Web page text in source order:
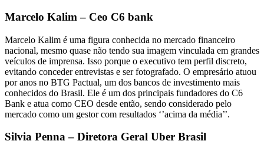
Marcelo Kalim – Ceo C6 bank
Marcelo Kalim é uma figura conhecida no mercado financeiro
nacional, mesmo quase não tendo sua imagem vinculada em grandes
veículos de imprensa. Isso porque o executivo tem perfil discreto,
evitando conceder entrevistas e ser fotografado. O empresário atuou
por anos no BTG Pactual, um dos bancos de investimento mais
conhecidos do Brasil. Ele é um dos principais fundadores do C6
Bank e atua como CEO desde então, sendo considerado pelo
mercado como um gestor com resultados ‘’acima da média’’.
Silvia Penna – Diretora Geral Uber Brasil